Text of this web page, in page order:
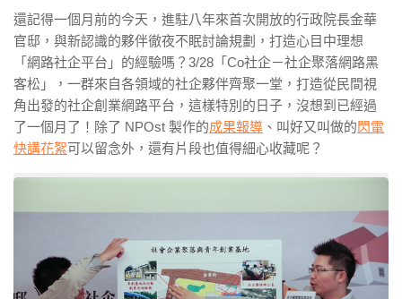
還記得一個月前的今天，進駐八年來首次開放的行政院長金華
官邸，與新認識的夥伴徹夜不眠討論規劃，打造心目中理想
「網路社企平台」的經驗嗎？3/28「Co社企－社企聚落網路黑
客松」，一群來自各領域的社企夥伴齊聚一堂，打造從民間視
角出發的社企創業網路平台，這樣特別的日子，沒想到已經過
了一個月了！除了 NPOst 製作的成果報導 、叫好又叫做的閃電
快講花絮可以留念外，還有片段也值得細心收藏呢？